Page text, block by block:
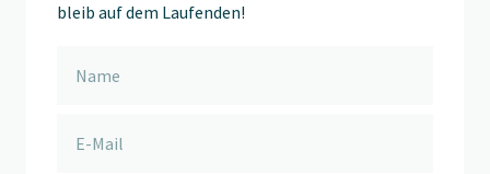
bleib auf dem Laufenden!